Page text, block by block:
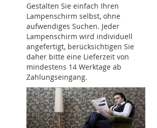
Gestalten Sie einfach Ihren
Lampenschirm selbst, ohne
aufwendiges Suchen. Jeder
Lampenschirm wird individuell
angefertigt, berücksichtigen Sie
daher bitte eine Lieferzeit von
mindestens 14 Werktage ab
Zahlungseingang.